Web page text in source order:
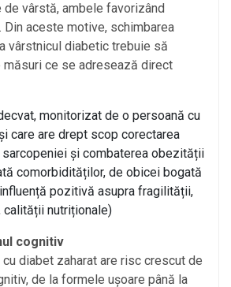
vârstă, ambele favorizând
Din aceste motive, schimbarea
vârstnicul diabetic trebuie să
măsuri ce se adresează direct
monitorizat de o persoană cu
care are drept scop corectarea
și combaterea obezității
comorbidităților, de obicei bogată
pozitivă asupra fragilității,
calității nutriționale)
cognitiv
diabet zaharat are risc crescut de
de la formele ușoare până la